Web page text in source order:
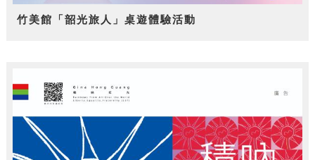
竹美館「韶光旅人」桌遊體驗活動